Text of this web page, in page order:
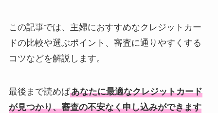
この記事では、主婦におすすめなクレジットカー
ドの比較や選ぶポイント、審査に通りやすくする
コツなどを解説します。
最後まで読めばあなたに最適なクレジットカード
が見つかり、審査の不安なく申し込みができます